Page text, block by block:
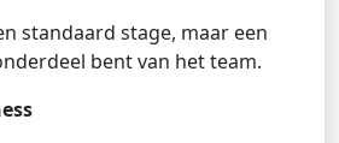
standaard stage, maar een
bent van het team.